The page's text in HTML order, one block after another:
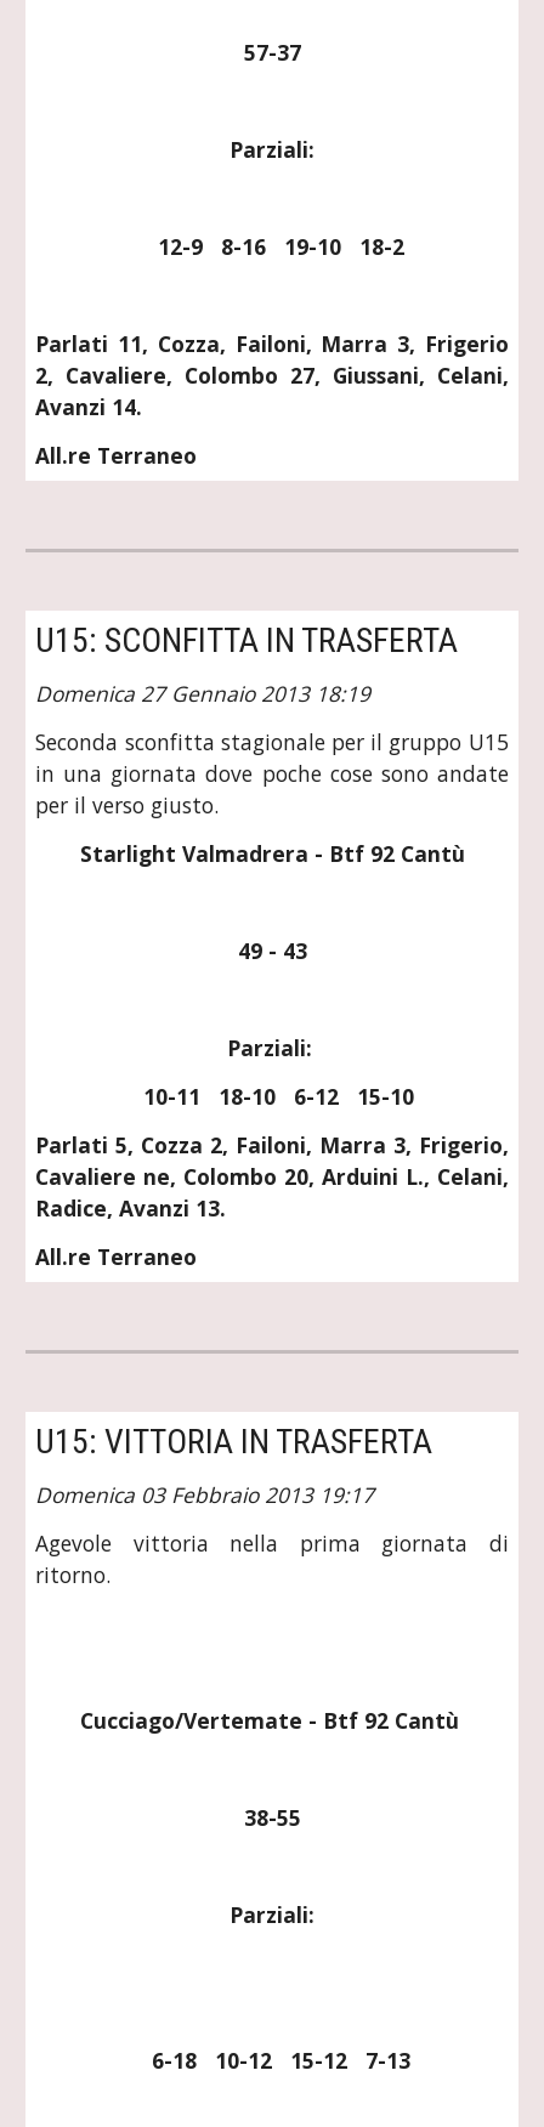
57-37
Parziali:
   12-9   8-16   19-10   18-2
Parlati 11, Cozza, Failoni, Marra 3, Frigerio
2, Cavaliere, Colombo 27, Giussani, Celani,
Avanzi 14.
All.re Terraneo
U15: SCONFITTA IN TRASFERTA
Domenica 27 Gennaio 2013 18:19
Seconda sconfitta stagionale per il gruppo U15
in una giornata dove poche cose sono andate
per il verso giusto.
Starlight Valmadrera - Btf 92 Cantù
49 - 43
Parziali:
  10-11   18-10   6-12   15-10
Parlati 5, Cozza 2, Failoni, Marra 3, Frigerio,
Cavaliere ne, Colombo 20, Arduini L., Celani,
Radice, Avanzi 13.
All.re Terraneo
U15: VITTORIA IN TRASFERTA
Domenica 03 Febbraio 2013 19:17
Agevole vittoria nella prima giornata di
ritorno.
Cucciago/Vertemate - Btf 92 Cantù
38-55
Parziali:
   6-18   10-12   15-12   7-13